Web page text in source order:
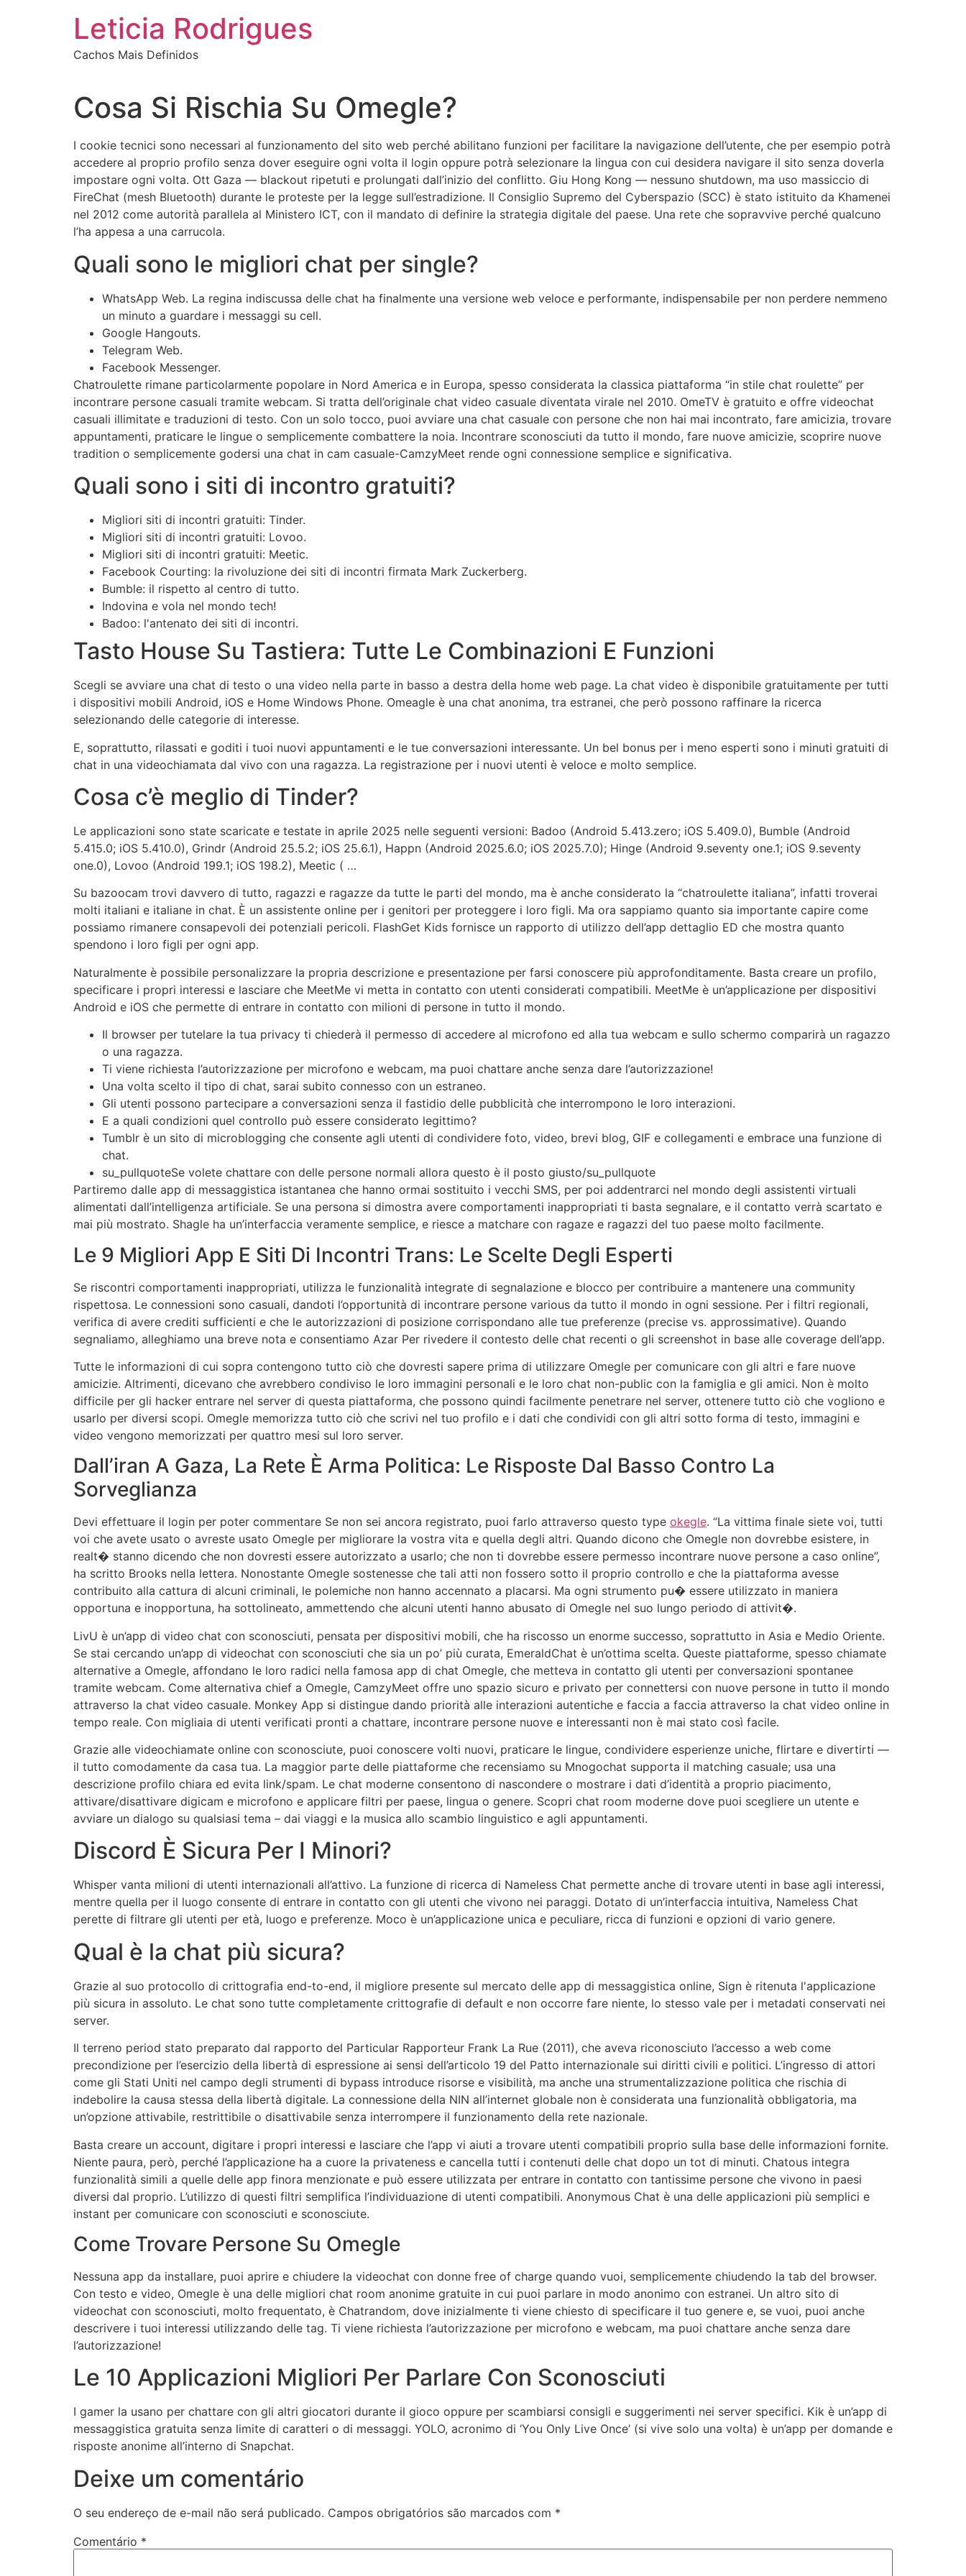
Leticia Rodrigues
Cachos Mais Definidos
Cosa Si Rischia Su Omegle?
I cookie tecnici sono necessari al funzionamento del sito web perché abilitano funzioni per facilitare la navigazione dell’utente, che per esempio potrà
accedere al proprio profilo senza dover eseguire ogni volta il login oppure potrà selezionare la lingua con cui desidera navigare il sito senza doverla
impostare ogni volta. Ott Gaza — blackout ripetuti e prolungati dall’inizio del conflitto. Giu Hong Kong — nessuno shutdown, ma uso massiccio di
FireChat (mesh Bluetooth) durante le proteste per la legge sull’estradizione. Il Consiglio Supremo del Cyberspazio (SCC) è stato istituito da Khamenei
nel 2012 come autorità parallela al Ministero ICT, con il mandato di definire la strategia digitale del paese. Una rete che sopravvive perché qualcuno
l’ha appesa a una carrucola.
Quali sono le migliori chat per single?
WhatsApp Web. La regina indiscussa delle chat ha finalmente una versione web veloce e performante, indispensabile per non perdere nemmeno
un minuto a guardare i messaggi su cell.
Google Hangouts.
Telegram Web.
Facebook Messenger.
Chatroulette rimane particolarmente popolare in Nord America e in Europa, spesso considerata la classica piattaforma “in stile chat roulette” per
incontrare persone casuali tramite webcam. Si tratta dell’originale chat video casuale diventata virale nel 2010. OmeTV è gratuito e offre videochat
casuali illimitate e traduzioni di testo. Con un solo tocco, puoi avviare una chat casuale con persone che non hai mai incontrato, fare amicizia, trovare
appuntamenti, praticare le lingue o semplicemente combattere la noia. Incontrare sconosciuti da tutto il mondo, fare nuove amicizie, scoprire nuove
tradition o semplicemente godersi una chat in cam casuale-CamzyMeet rende ogni connessione semplice e significativa.
Quali sono i siti di incontro gratuiti?
Migliori siti di incontri gratuiti: Tinder.
Migliori siti di incontri gratuiti: Lovoo.
Migliori siti di incontri gratuiti: Meetic.
Facebook Courting: la rivoluzione dei siti di incontri firmata Mark Zuckerberg.
Bumble: il rispetto al centro di tutto.
Indovina e vola nel mondo tech!
Badoo: l'antenato dei siti di incontri.
Tasto House Su Tastiera: Tutte Le Combinazioni E Funzioni
Scegli se avviare una chat di testo o una video nella parte in basso a destra della home web page. La chat video è disponibile gratuitamente per tutti
i dispositivi mobili Android, iOS e Home Windows Phone. Omeagle è una chat anonima, tra estranei, che però possono raffinare la ricerca
selezionando delle categorie di interesse.
E, soprattutto, rilassati e goditi i tuoi nuovi appuntamenti e le tue conversazioni interessante. Un bel bonus per i meno esperti sono i minuti gratuiti di
chat in una videochiamata dal vivo con una ragazza. La registrazione per i nuovi utenti è veloce e molto semplice.
Cosa c’è meglio di Tinder?
Le applicazioni sono state scaricate e testate in aprile 2025 nelle seguenti versioni: Badoo (Android 5.413.zero; iOS 5.409.0), Bumble (Android
5.415.0; iOS 5.410.0), Grindr (Android 25.5.2; iOS 25.6.1), Happn (Android 2025.6.0; iOS 2025.7.0); Hinge (Android 9.seventy one.1; iOS 9.seventy
one.0), Lovoo (Android 199.1; iOS 198.2), Meetic ( …
Su bazoocam trovi davvero di tutto, ragazzi e ragazze da tutte le parti del mondo, ma è anche considerato la “chatroulette italiana”, infatti troverai
molti italiani e italiane in chat. È un assistente online per i genitori per proteggere i loro figli. Ma ora sappiamo quanto sia importante capire come
possiamo rimanere consapevoli dei potenziali pericoli. FlashGet Kids fornisce un rapporto di utilizzo dell’app dettaglio ED che mostra quanto
spendono i loro figli per ogni app.
Naturalmente è possibile personalizzare la propria descrizione e presentazione per farsi conoscere più approfonditamente. Basta creare un profilo,
specificare i propri interessi e lasciare che MeetMe vi metta in contatto con utenti considerati compatibili. MeetMe è un’applicazione per dispositivi
Android e iOS che permette di entrare in contatto con milioni di persone in tutto il mondo.
Il browser per tutelare la tua privacy ti chiederà il permesso di accedere al microfono ed alla tua webcam e sullo schermo comparirà un ragazzo
o una ragazza.
Ti viene richiesta l’autorizzazione per microfono e webcam, ma puoi chattare anche senza dare l’autorizzazione!
Una volta scelto il tipo di chat, sarai subito connesso con un estraneo.
Gli utenti possono partecipare a conversazioni senza il fastidio delle pubblicità che interrompono le loro interazioni.
E a quali condizioni quel controllo può essere considerato legittimo?
Tumblr è un sito di microblogging che consente agli utenti di condividere foto, video, brevi blog, GIF e collegamenti e embrace una funzione di
chat.
su_pullquoteSe volete chattare con delle persone normali allora questo è il posto giusto/su_pullquote
Partiremo dalle app di messaggistica istantanea che hanno ormai sostituito i vecchi SMS, per poi addentrarci nel mondo degli assistenti virtuali
alimentati dall’intelligenza artificiale. Se una persona si dimostra avere comportamenti inappropriati ti basta segnalare, e il contatto verrà scartato e
mai più mostrato. Shagle ha un’interfaccia veramente semplice, e riesce a matchare con ragaze e ragazzi del tuo paese molto facilmente.
Le 9 Migliori App E Siti Di Incontri Trans: Le Scelte Degli Esperti
Se riscontri comportamenti inappropriati, utilizza le funzionalità integrate di segnalazione e blocco per contribuire a mantenere una community
rispettosa. Le connessioni sono casuali, dandoti l’opportunità di incontrare persone various da tutto il mondo in ogni sessione. Per i filtri regionali,
verifica di avere crediti sufficienti e che le autorizzazioni di posizione corrispondano alle tue preferenze (precise vs. approssimative). Quando
segnaliamo, alleghiamo una breve nota e consentiamo Azar Per rivedere il contesto delle chat recenti o gli screenshot in base alle coverage dell’app.
Tutte le informazioni di cui sopra contengono tutto ciò che dovresti sapere prima di utilizzare Omegle per comunicare con gli altri e fare nuove
amicizie. Altrimenti, dicevano che avrebbero condiviso le loro immagini personali e le loro chat non-public con la famiglia e gli amici. Non è molto
difficile per gli hacker entrare nel server di questa piattaforma, che possono quindi facilmente penetrare nel server, ottenere tutto ciò che vogliono e
usarlo per diversi scopi. Omegle memorizza tutto ciò che scrivi nel tuo profilo e i dati che condividi con gli altri sotto forma di testo, immagini e
video vengono memorizzati per quattro mesi sul loro server.
Dall’iran A Gaza, La Rete È Arma Politica: Le Risposte Dal Basso Contro La
Sorveglianza
Devi effettuare il login per poter commentare Se non sei ancora registrato, puoi farlo attraverso questo type okegle. “La vittima finale siete voi, tutti
voi che avete usato o avreste usato Omegle per migliorare la vostra vita e quella degli altri. Quando dicono che Omegle non dovrebbe esistere, in
realt� stanno dicendo che non dovresti essere autorizzato a usarlo; che non ti dovrebbe essere permesso incontrare nuove persone a caso online”,
ha scritto Brooks nella lettera. Nonostante Omegle sostenesse che tali atti non fossero sotto il proprio controllo e che la piattaforma avesse
contribuito alla cattura di alcuni criminali, le polemiche non hanno accennato a placarsi. Ma ogni strumento pu� essere utilizzato in maniera
opportuna e inopportuna, ha sottolineato, ammettendo che alcuni utenti hanno abusato di Omegle nel suo lungo periodo di attivit�.
LivU è un’app di video chat con sconosciuti, pensata per dispositivi mobili, che ha riscosso un enorme successo, soprattutto in Asia e Medio Oriente.
Se stai cercando un’app di videochat con sconosciuti che sia un po’ più curata, EmeraldChat è un’ottima scelta. Queste piattaforme, spesso chiamate
alternative a Omegle, affondano le loro radici nella famosa app di chat Omegle, che metteva in contatto gli utenti per conversazioni spontanee
tramite webcam. Come alternativa chief a Omegle, CamzyMeet offre uno spazio sicuro e privato per connettersi con nuove persone in tutto il mondo
attraverso la chat video casuale. Monkey App si distingue dando priorità alle interazioni autentiche e faccia a faccia attraverso la chat video online in
tempo reale. Con migliaia di utenti verificati pronti a chattare, incontrare persone nuove e interessanti non è mai stato così facile.
Grazie alle videochiamate online con sconosciute, puoi conoscere volti nuovi, praticare le lingue, condividere esperienze uniche, flirtare e divertirti —
il tutto comodamente da casa tua. La maggior parte delle piattaforme che recensiamo su Mnogochat supporta il matching casuale; usa una
descrizione profilo chiara ed evita link/spam. Le chat moderne consentono di nascondere o mostrare i dati d’identità a proprio piacimento,
attivare/disattivare digicam e microfono e applicare filtri per paese, lingua o genere. Scopri chat room moderne dove puoi scegliere un utente e
avviare un dialogo su qualsiasi tema – dai viaggi e la musica allo scambio linguistico e agli appuntamenti.
Discord È Sicura Per I Minori?
Whisper vanta milioni di utenti internazionali all’attivo. La funzione di ricerca di Nameless Chat permette anche di trovare utenti in base agli interessi,
mentre quella per il luogo consente di entrare in contatto con gli utenti che vivono nei paraggi. Dotato di un’interfaccia intuitiva, Nameless Chat
perette di filtrare gli utenti per età, luogo e preferenze. Moco è un’applicazione unica e peculiare, ricca di funzioni e opzioni di vario genere.
Qual è la chat più sicura?
Grazie al suo protocollo di crittografia end-to-end, il migliore presente sul mercato delle app di messaggistica online, Sign è ritenuta l'applicazione
più sicura in assoluto. Le chat sono tutte completamente crittografie di default e non occorre fare niente, lo stesso vale per i metadati conservati nei
server.
Il terreno period stato preparato dal rapporto del Particular Rapporteur Frank La Rue (2011), che aveva riconosciuto l’accesso a web come
precondizione per l’esercizio della libertà di espressione ai sensi dell’articolo 19 del Patto internazionale sui diritti civili e politici. L’ingresso di attori
come gli Stati Uniti nel campo degli strumenti di bypass introduce risorse e visibilità, ma anche una strumentalizzazione politica che rischia di
indebolire la causa stessa della libertà digitale. La connessione della NIN all’internet globale non è considerata una funzionalità obbligatoria, ma
un’opzione attivabile, restrittibile o disattivabile senza interrompere il funzionamento della rete nazionale.
Basta creare un account, digitare i propri interessi e lasciare che l’app vi aiuti a trovare utenti compatibili proprio sulla base delle informazioni fornite.
Niente paura, però, perché l’applicazione ha a cuore la privateness e cancella tutti i contenuti delle chat dopo un tot di minuti. Chatous integra
funzionalità simili a quelle delle app finora menzionate e può essere utilizzata per entrare in contatto con tantissime persone che vivono in paesi
diversi dal proprio. L’utilizzo di questi filtri semplifica l’individuazione di utenti compatibili. Anonymous Chat è una delle applicazioni più semplici e
instant per comunicare con sconosciuti e sconosciute.
Come Trovare Persone Su Omegle
Nessuna app da installare, puoi aprire e chiudere la videochat con donne free of charge quando vuoi, semplicemente chiudendo la tab del browser.
Con testo e video, Omegle è una delle migliori chat room anonime gratuite in cui puoi parlare in modo anonimo con estranei. Un altro sito di
videochat con sconosciuti, molto frequentato, è Chatrandom, dove inizialmente ti viene chiesto di specificare il tuo genere e, se vuoi, puoi anche
descrivere i tuoi interessi utilizzando delle tag. Ti viene richiesta l’autorizzazione per microfono e webcam, ma puoi chattare anche senza dare
l’autorizzazione!
Le 10 Applicazioni Migliori Per Parlare Con Sconosciuti
I gamer la usano per chattare con gli altri giocatori durante il gioco oppure per scambiarsi consigli e suggerimenti nei server specifici. Kik è un’app di
messaggistica gratuita senza limite di caratteri o di messaggi. YOLO, acronimo di ‘You Only Live Once’ (si vive solo una volta) è un’app per domande e
risposte anonime all’interno di Snapchat.
Deixe um comentário
O seu endereço de e-mail não será publicado. Campos obrigatórios são marcados com *
Comentário *